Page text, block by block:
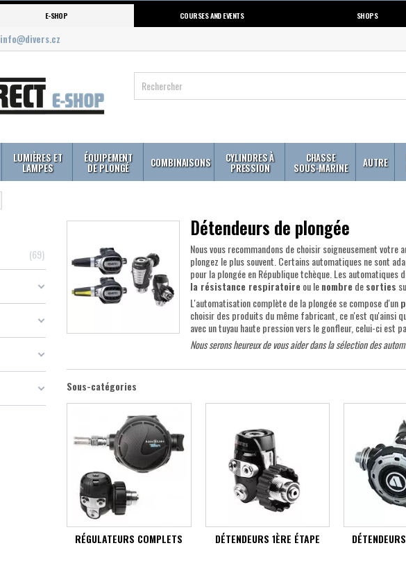
E-SHOP COURSES AND EVENTS SHOPS
info@divers.cz
LUMIÈRES ET
LAMPES
ÉQUIPEMENT
DE PLONGÉ COMBINAISONS CYLINDRES À
PRESSION
CHASSE
SOUS-MARINE AUTRE
69
Détendeurs de plongée
Nous vous recommandons de choisir soigneusement
plongez le plus souvent. Certains automatiques ne sont
pour la plongée en République tchèque. Les automatiques
la résistance respiratoire ou lenombre desorties
L'automatisation complète de la plongée se compose d'un
choisir des produits du même fabricant, ce n'est qu'ainsi
avec un tuyau haute pression vers le gonfleur, celui-ci est
Nous serons heureux de vous aider dans la sélection des
Sous-catégories
RÉGULATEURS COMPLETS DÉTENDEURS 1ÈRE ÉTAPE